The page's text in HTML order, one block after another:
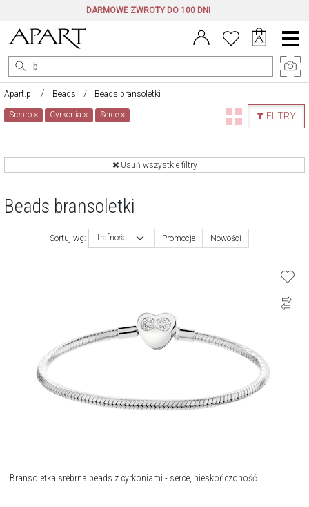
DARMOWE ZWROTY DO 100 DNI
Menu
główne
Apart.pl Beads Beads bransoletki
FILTRY
Srebro× Cyrkonia× Serce ×
Usuń wszystkie filtry
Beads bransoletki
Sortuj wg: trafności Promocje Nowości
Bransoletka srebrna beads z cyrkoniami - serce, nieskończoność